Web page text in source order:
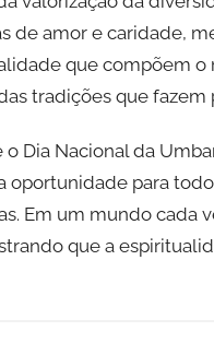
de amor e caridade,
que compõem
tradições que
Dia Nacional da
oportunidade para
Em um mundo cada
que a